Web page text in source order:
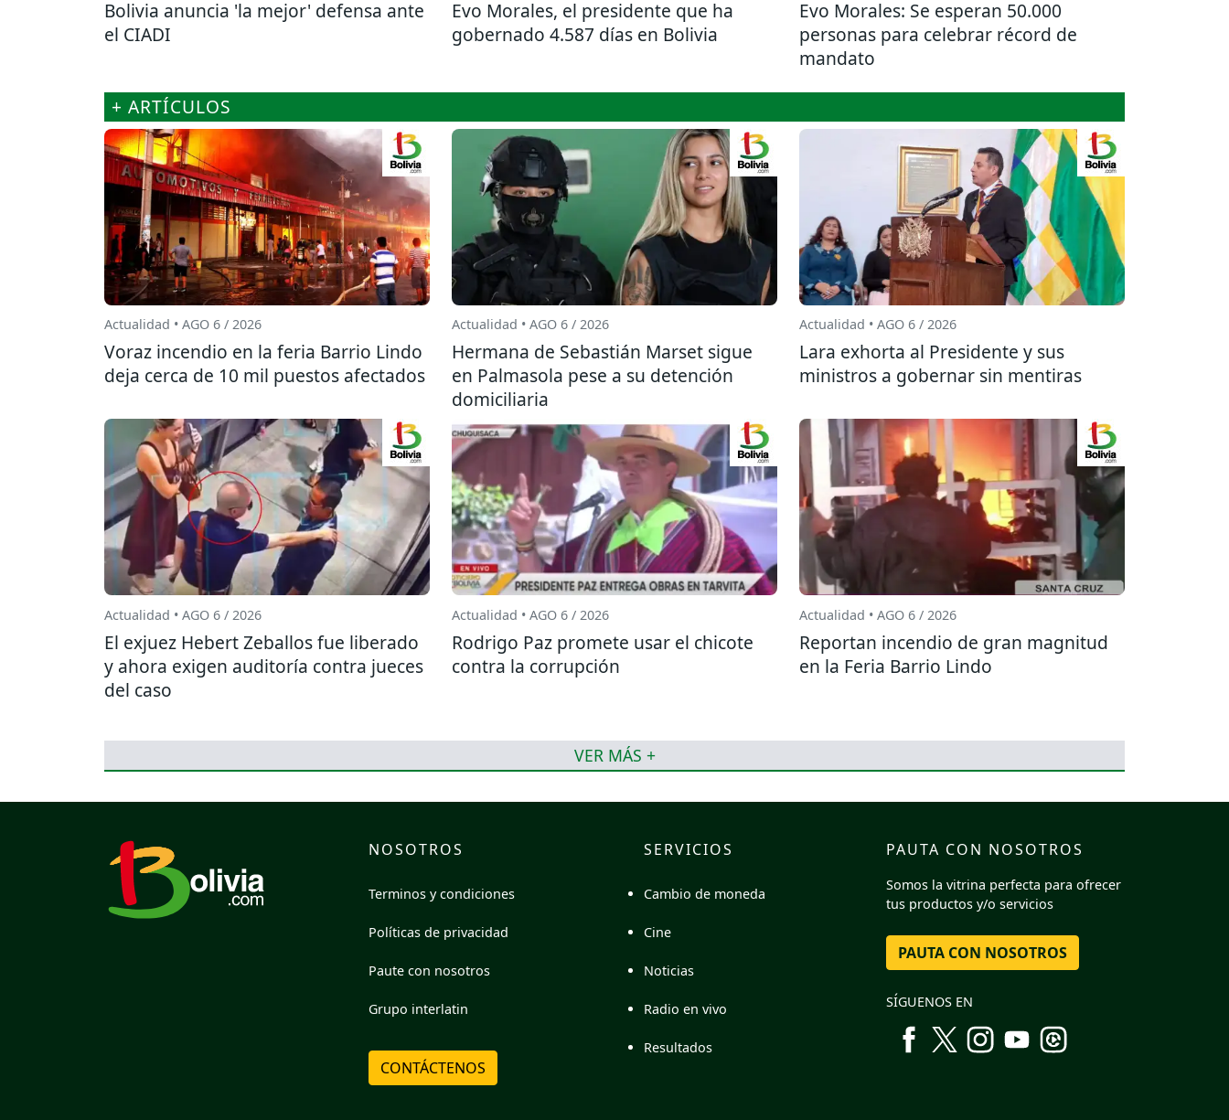
Bolivia anuncia 'la mejor' defensa ante
el CIADI
Evo Morales, el presidente que ha
gobernado 4.587 días en Bolivia
Evo Morales: Se esperan 50.000
personas para celebrar récord de
mandato
+ ARTÍCULOS
Actualidad • AGO 6 / 2026
Voraz incendio en la feria Barrio Lindo
deja cerca de 10 mil puestos afectados
Actualidad • AGO 6 / 2026
Hermana de Sebastián Marset sigue
en Palmasola pese a su detención
domiciliaria
Actualidad • AGO 6 / 2026
Lara exhorta al Presidente y sus
ministros a gobernar sin mentiras
Actualidad • AGO 6 / 2026
El exjuez Hebert Zeballos fue liberado
y ahora exigen auditoría contra jueces
del caso
Actualidad • AGO 6 / 2026
Rodrigo Paz promete usar el chicote
contra la corrupción
Actualidad • AGO 6 / 2026
Reportan incendio de gran magnitud
en la Feria Barrio Lindo
VER MÁS +
NOSOTROS
Terminos y condiciones
Políticas de privacidad
Paute con nosotros
Grupo interlatin
CONTÁCTENOS
SERVICIOS
Cambio de moneda
Cine
Noticias
Radio en vivo
Resultados
PAUTA CON NOSOTROS
Somos la vitrina perfecta para ofrecer
tus productos y/o servicios
PAUTA CON NOSOTROS
SÍGUENOS EN